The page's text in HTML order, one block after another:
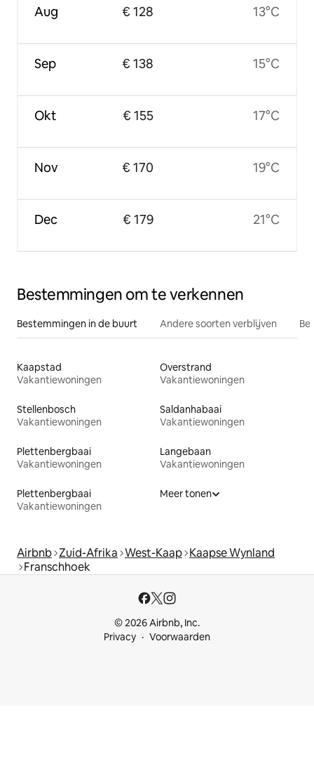
Aug
Sep
Okt
Nov
Dec
€ 128
€ 138
€ 155
€ 170
€ 179
13°C
15°C
17°C
19°C
21°C
Bestemmingen om te verkennen
Bestemmingen in de buurt Andere soorten verblijven
Kaapstad
Vakantiewoningen
Overstrand
Vakantiewoningen
Stellenbosch
Vakantiewoningen
Saldanhabaai
Vakantiewoningen
Plettenbergbaai
Vakantiewoningen
Langebaan
Vakantiewoningen
Plettenbergbaai
Vakantiewoningen
Meer tonen
Airbnb Zuid-Afrika West-Kaap Kaapse Wynland
Franschhoek
© 2026 Airbnb, Inc.
Privacy
Voorwaarden